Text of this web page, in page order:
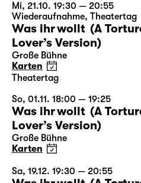
Mi, 21.10. 19:30 — 20:55
Wiederaufnahme, Theatertag
Was ihr wollt (A
Lover’s Version)
Große Bühne
Karten
Theatertag
So, 01.11. 18:00 — 19:25
Was ihr wollt (A
Lover’s Version)
Große Bühne
Karten
Sa, 19.12. 19:30 — 20:55